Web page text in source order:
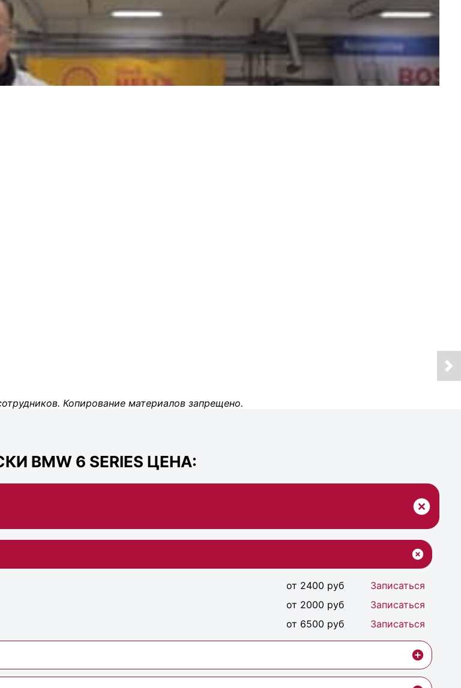
Копирование материалов запрещено.
BMW 6 SERIES ЦЕНА:
от 2400 руб
Записаться
от 2000 руб
Записаться
от 6500 руб Записаться